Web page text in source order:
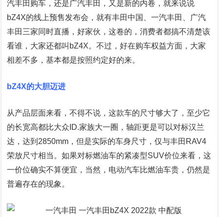
汽丰田购车，还是广汽丰田，又是新的内卷，就来说说
bZ4X的线上预售发布会，就有丰田中国、一汽丰田、广汽
丰田三家同时直播，好家伙，这卷的，消费者都搞不清楚该
看谁，大家还都叫bZ4X。不过，好在购车权益方面，大家
相差不多，基本都是按照约定好的来。
bZ4X的大胆迈进
从产品层面来看，不得不说，这款车的尺寸够大了，至少它
的长宽高都比大众ID.家族大一圈，轴距更是可以对标汉兰
达，达到2850mm，但是实际的车身尺寸，仅与丰田RAV4
荣放尺寸相当。如果对标燃油车的紧凑型SUV价位来看，这
一价位确实不算便宜，当然，电动汽车比燃油车贵，仍然是
普遍存在的现象。